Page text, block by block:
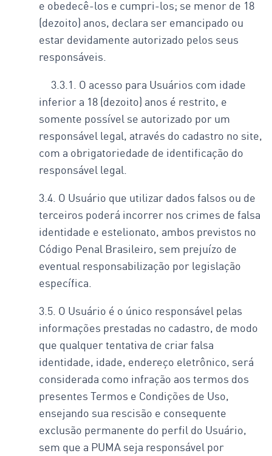
e obedecê-los e cumpri-los; se menor de 18
(dezoito) anos, declara ser emancipado ou
estar devidamente autorizado pelos seus
responsáveis.
3.3.1. O acesso para Usuários com idade
inferior a 18 (dezoito) anos é restrito, e
somente possível se autorizado por um
responsável legal, através do cadastro no site,
com a obrigatoriedade de identificação do
responsável legal.
3.4. O Usuário que utilizar dados falsos ou de
terceiros poderá incorrer nos crimes de falsa
identidade e estelionato, ambos previstos no
Código Penal Brasileiro, sem prejuízo de
eventual responsabilização por legislação
específica.
3.5. O Usuário é o único responsável pelas
informações prestadas no cadastro, de modo
que qualquer tentativa de criar falsa
identidade, idade, endereço eletrônico, será
considerada como infração aos termos dos
presentes Termos e Condições de Uso,
ensejando sua rescisão e consequente
exclusão permanente do perfil do Usuário,
sem que a PUMA seja responsável por